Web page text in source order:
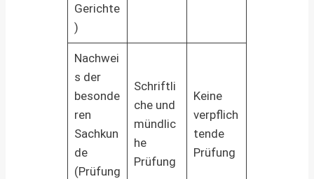
Gerichte
)
Nachwei
s der
besonde
ren
Sachkun
de
(Prüfung
Schriftli
che und
mündlic
he
Prüfung
Keine
verpflich
tende
Prüfung